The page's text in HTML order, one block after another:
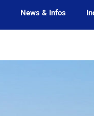
News & Infos